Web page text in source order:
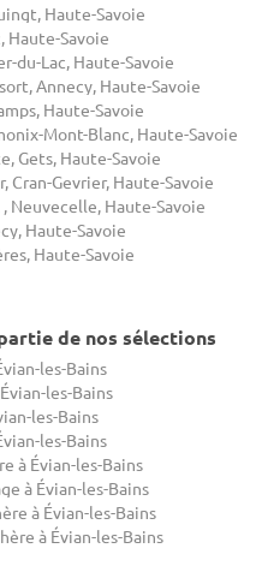
Haute-Savoie
Haute-Savoie
du-Lac, Haute-Savoie
Annecy, Haute-Savoie
Haute-Savoie
Mont-Blanc, Haute-Savoie
Gets, Haute-Savoie
Cran-Gevrier, Haute-Savoie
Neuvecelle, Haute-Savoie
Haute-Savoie
Haute-Savoie
de nos sélections
les-Bains
les-Bains
les-Bains
les-Bains
à Évian-les-Bains
à Évian-les-Bains
à Évian-les-Bains
à Évian-les-Bains